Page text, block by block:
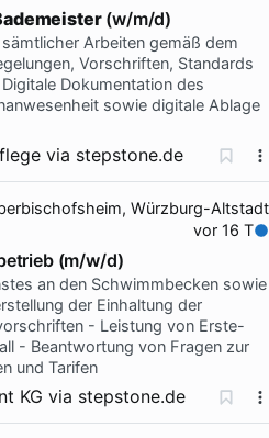
(w/m/d)
Arbeiten gemäß dem
Vorschriften, Standards
Dokumentation des
sowie digitale Ablage
via stepstone.de
Würzburg-Altstadt
vor 16 T
(m/w/d)
an den Schwimmbecken sowie
der Einhaltung der
- Leistung von Erste-
- Beantwortung von Fragen zur
und Tarifen
KG via stepstone.de